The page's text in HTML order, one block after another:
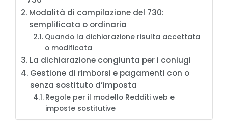
Modalità di compilazione del 730:
semplificata o ordinaria
Quando la dichiarazione risulta accettata
o modificata
La dichiarazione congiunta per i coniugi
Gestione di rimborsi e pagamenti con o
senza sostituto d’imposta
Regole per il modello Redditi web e
imposte sostitutive